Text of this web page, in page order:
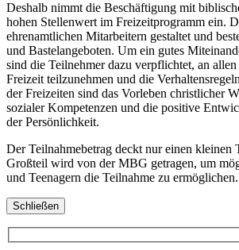
Deshalb nimmt die Beschäftigung mit
hohen Stellenwert im Freizeitprogramm ein.
ehrenamtlichen Mitarbeitern gestaltet und
und Bastelangeboten. Um ein gutes
sind die Teilnehmer dazu verpflichtet, an
Freizeit teilzunehmen und die
der Freizeiten sind das Vorleben christlicher
sozialer Kompetenzen und die positive
der Persönlichkeit.
Der Teilnahmebetrag deckt nur einen kleinen
Großteil wird von der MBG getragen, um
und Teenagern die Teilnahme zu ermöglichen.
Schließen